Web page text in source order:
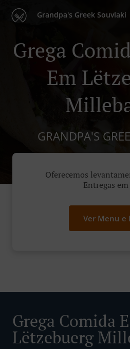
Grandpa's Greek Souvlaki
Grega
Em
GRANDPA'S
Oferecemos
Entregas em
Ver Menu e
Grega Comida
Lëtzebuerg